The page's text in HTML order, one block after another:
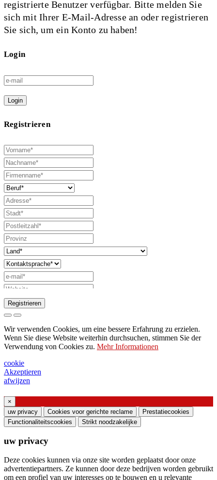
registrierte Benutzer verfügbar. Bitte melden Sie
sich mit Ihrer E-Mail-Adresse an oder registrieren
Sie sich, um ein Konto zu haben!
Login
Login
Registrieren
Anfrage zum Senden des Katalogs
Bitte wenden Sie sich an Ihren
Vertriebsmitarbeiter
Bitte um Unterstützung oder Lichtdesign
Anfrage für Webinar oder Schulung zu
Einverständniserklärung (Artikel 7 der EU-
Verordnung Nr. 2016/679)
Ich erkläre, dass ich die Informationen zur
Verarbeitung personenbezogener Daten gelesen
habe und der Verarbeitung meiner
Registrieren
Wir verwenden Cookies, um eine bessere Erfahrung zu erzielen.
Wenn Sie diese Website weiterhin durchsuchen, stimmen Sie der
Verwendung von Cookies zu. Mehr Informationen
cookie
Akzeptieren
afwijzen
×
uw privacy
Cookies voor gerichte reclame
Prestatiecookies
Functionaliteitscookies
Strikt noodzakelijke
uw privacy
Deze cookies kunnen via onze site worden geplaatst door onze
advertentiepartners. Ze kunnen door deze bedrijven worden gebruikt
om een ​​profiel van uw interesses op te bouwen en u relevante